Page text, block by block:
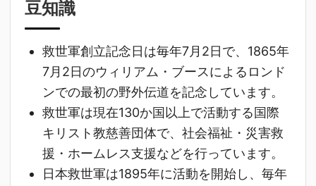
豆知識
救世軍創立記念日は毎年7月2日で、1865年
7月2日のウィリアム・ブースによるロンド
ンでの最初の野外伝道を記念しています。
救世軍は現在130か国以上で活動する国際
キリスト教慈善団体で、社会福祉・災害救
援・ホームレス支援などを行っています。
日本救世軍は1895年に活動を開始し、毎年